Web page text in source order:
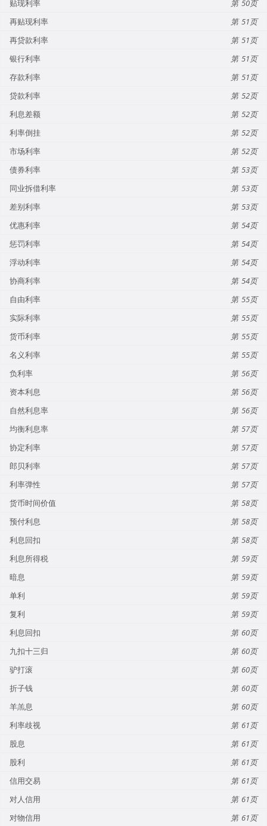
贴现利率
50
再贴现利率
51
再贷款利率
51
银行利率
51
存款利率
51
贷款利率
52
利息差额
52
利率倒挂
52
市场利率
52
债券利率
53
同业拆借利率
53
差别利率
53
优惠利率
54
惩罚利率
54
浮动利率
54
协商利率
54
自由利率
55
实际利率
55
货币利率
55
名义利率
55
负利率
56
资本利息
56
自然利息率
56
均衡利息率
57
协定利率
57
郎贝利率
57
利率弹性
57
货币时间价值
58
预付利息
58
利息回扣
58
利息所得税
59
暗息
59
单利
59
复利
59
利息回扣
60
九扣十三归
60
驴打滚
60
折子钱
60
羊羔息
60
利率歧视
61
股息
61
股利
61
信用交易
61
对人信用
61
对物信用
61